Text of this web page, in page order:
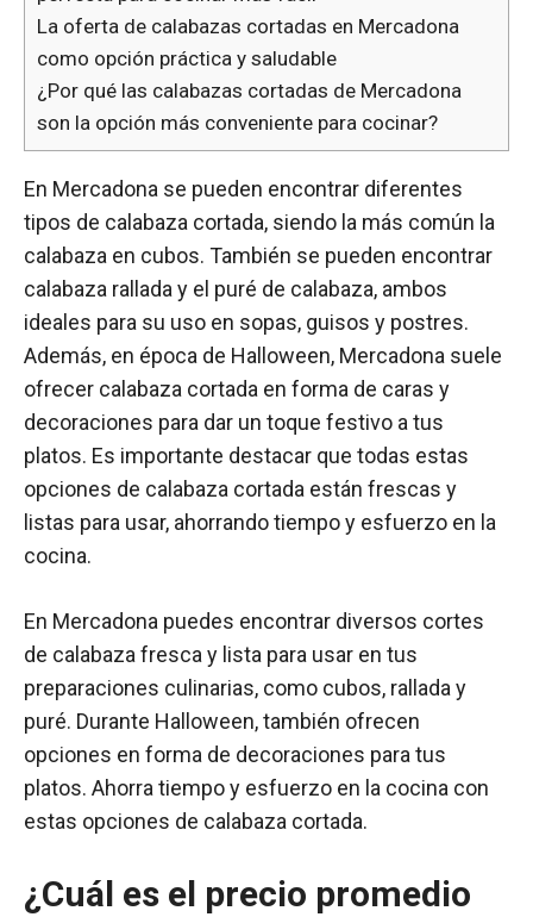
La oferta de calabazas cortadas en Mercadona
como opción práctica y saludable
¿Por qué las calabazas cortadas de Mercadona
son la opción más conveniente para cocinar?
En Mercadona se pueden encontrar diferentes
tipos de calabaza cortada, siendo la más común la
calabaza en cubos. También se pueden encontrar
calabaza rallada y el puré de calabaza, ambos
ideales para su uso en sopas, guisos y postres.
Además, en época de Halloween, Mercadona suele
ofrecer calabaza cortada en forma de caras y
decoraciones para dar un toque festivo a tus
platos. Es importante destacar que todas estas
opciones de calabaza cortada están frescas y
listas para usar, ahorrando tiempo y esfuerzo en la
cocina.
En Mercadona puedes encontrar diversos cortes
de calabaza fresca y lista para usar en tus
preparaciones culinarias, como cubos, rallada y
puré. Durante Halloween, también ofrecen
opciones en forma de decoraciones para tus
platos. Ahorra tiempo y esfuerzo en la cocina con
estas opciones de calabaza cortada.
¿Cuál es el precio promedio